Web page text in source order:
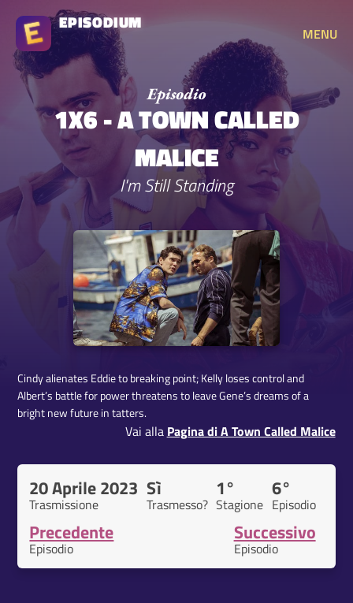
EPISODIUM
MENU
1X6 - A TOWN CALLED
MALICE
I'm Still Standing
Cindy alienates Eddie to breaking point; Kelly loses control and
Albert’s battle for power threatens to leave Gene’s dreams of a
bright new future in tatters.
Vai alla Pagina di A Town Called Malice
20 Aprile 2023
Trasmissione
Sì
Trasmesso?
1°
Stagione
6°
Episodio
Precedente
Episodio
Successivo
Episodio